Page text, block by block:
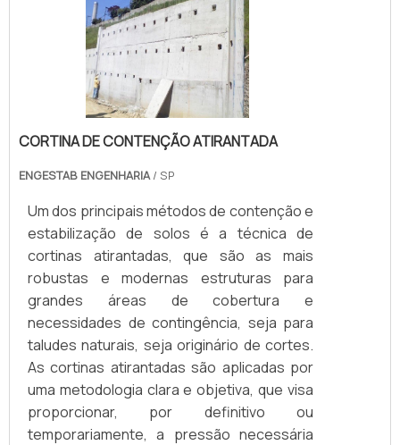
CORTINA DE CONTENÇÃO ATIRANTADA
ENGESTAB ENGENHARIA/ SP
Um dos principais métodos de contenção e
estabilização de solos é a técnica de
cortinas atirantadas, que são as mais
robustas e modernas estruturas para
grandes áreas de cobertura e
necessidades de contingência, seja para
taludes naturais, seja originário de cortes.
As cortinas atirantadas são aplicadas por
uma metodologia clara e objetiva, que visa
proporcionar, por definitivo ou
temporariamente, a pressão necessária